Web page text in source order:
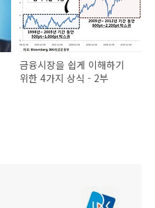
금융시장을 쉽게 이해하기
위한 4가지 상식 - 2부